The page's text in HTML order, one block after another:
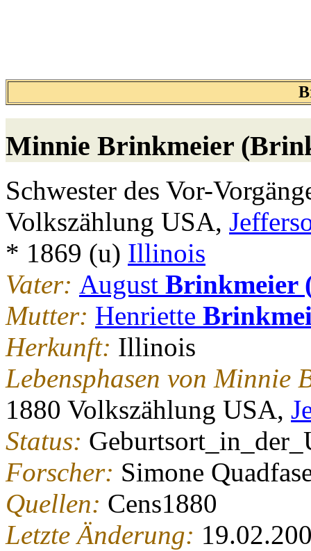
Minnie Brinkmeier
Schwester des Vor-
Volkszählung USA,
* 1869 (u) Illinois
Vater: August Brinkmeier
Mutter: Henriette
Herkunft: Illinois
Lebensphasen von Minnie
1880 Volkszählung USA,
Status:
Forscher: Simone
Quellen: Cens1880
Letzte Änderung: